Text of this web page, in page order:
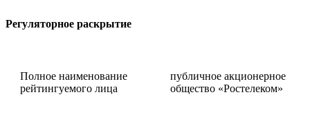
Регуляторное раскрытие
Полное наименование
рейтингуемого лица
публичное акционерное
общество «Ростелеком»